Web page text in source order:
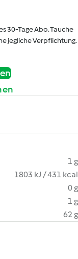
30-Tage Abo. Tauche
jegliche Verpflichtung.
1 g
1803 kJ / 431 kcal
0 g
1 g
62 g